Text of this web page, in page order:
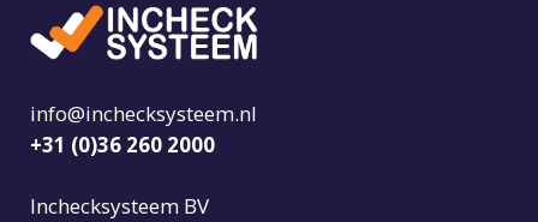
info@inchecksysteem.nl
+31 (0)36 260 2000
Inchecksysteem BV